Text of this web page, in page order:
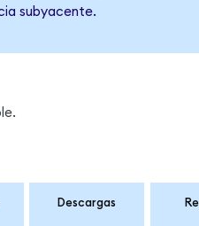
subyacente.
Descargas